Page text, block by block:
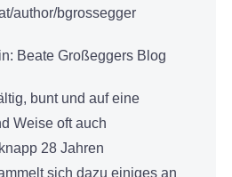
author/bgrossegger
Beate Großeggers Blog
bunt und auf eine
Weise oft auch
28 Jahren
sich dazu einiges an